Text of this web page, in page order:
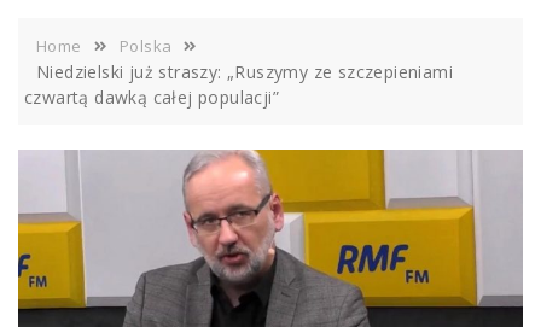
Home Polska
Niedzielski już straszy: „Ruszymy ze szczepieniami
czwartą dawką całej populacji”